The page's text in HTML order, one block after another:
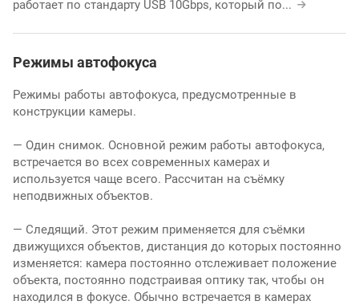
работает по стандарту USB 10Gbps, который по...
Режимы автофокуса
Режимы работы автофокуса, предусмотренные в
конструкции камеры.
— Один снимок. Основной режим работы автофокуса,
встречается во всех современных камерах и
используется чаще всего. Рассчитан на съёмку
неподвижных объектов.
— Следящий. Этот режим применяется для съёмки
движущихся объектов, дистанция до которых постоянно
изменяется: камера постоянно отслеживает положение
объекта, постоянно подстраивая оптику так, чтобы он
находился в фокусе. Обычно встречается в камерах